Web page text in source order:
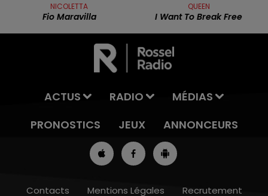
NICOLETTA
Fio Maravilla
QUEEN
I Want To Break Free
ACTUS RADIO
MÉDIAS
PRONOSTICS
JEUX ANNONCEURS
Contacts Mentions Légales Recrutement